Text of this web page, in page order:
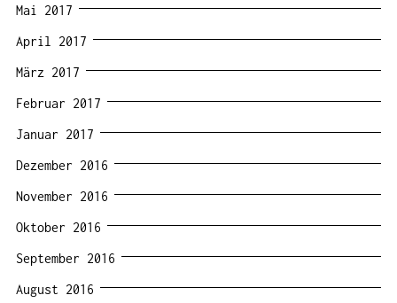
Mai 2017
April 2017
März 2017
Februar 2017
Januar 2017
Dezember 2016
November 2016
Oktober 2016
September 2016
August 2016